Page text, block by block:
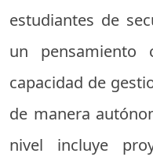
estudiantes de
un
capacidad de
de manera
nivel incluye